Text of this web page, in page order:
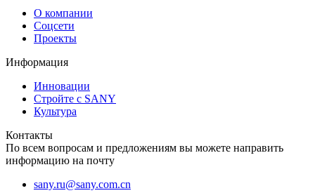
О компании
Соцсети
Проекты
Информация
Инновации
Стройте с SANY
Культура
Контакты
По всем вопросам и предложениям вы можете направить
информацию на почту
sany.ru@sany.com.cn